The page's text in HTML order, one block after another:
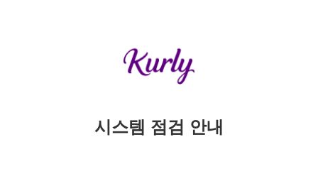
시스템 점검 안내